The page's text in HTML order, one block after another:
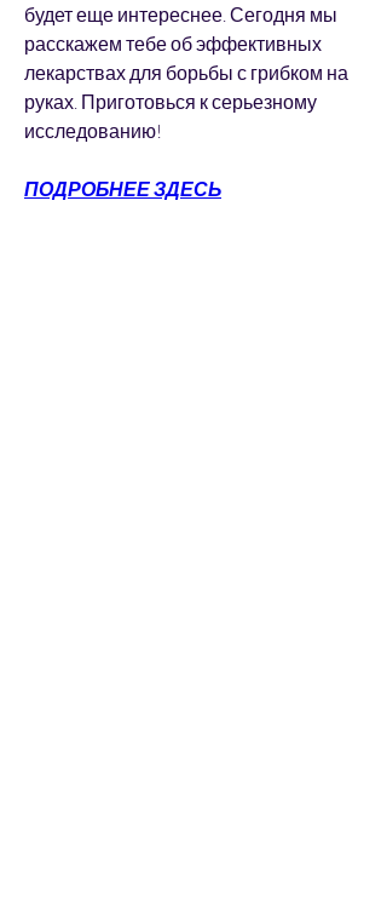
будет еще интереснее. Сегодня мы
расскажем тебе об эффективных
лекарствах для борьбы с грибком на
руках. Приготовься к серьезному
исследованию!
ПОДРОБНЕЕ ЗДЕСЬ